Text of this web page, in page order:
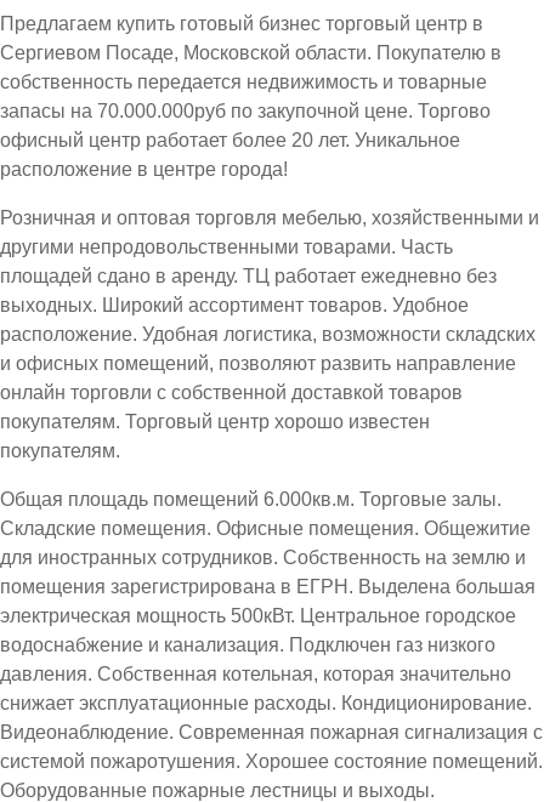
Предлагаем купить готовый бизнес торговый центр в
Сергиевом Посаде, Московской области. Покупателю в
собственность передается недвижимость и товарные
запасы на 70.000.000руб по закупочной цене. Торгово
офисный центр работает более 20 лет. Уникальное
расположение в центре города!
Розничная и оптовая торговля мебелью, хозяйственными и
другими непродовольственными товарами. Часть
площадей сдано в аренду. ТЦ работает ежедневно без
выходных. Широкий ассортимент товаров. Удобное
расположение. Удобная логистика, возможности складских
и офисных помещений, позволяют развить направление
онлайн торговли с собственной доставкой товаров
покупателям. Торговый центр хорошо известен
покупателям.
Общая площадь помещений 6.000кв.м. Торговые залы.
Складские помещения. Офисные помещения. Общежитие
для иностранных сотрудников. Собственность на землю и
помещения зарегистрирована в ЕГРН. Выделена большая
электрическая мощность 500кВт. Центральное городское
водоснабжение и канализация. Подключен газ низкого
давления. Собственная котельная, которая значительно
снижает эксплуатационные расходы. Кондиционирование.
Видеонаблюдение. Современная пожарная сигнализация с
системой пожаротушения. Хорошее состояние помещений.
Оборудованные пожарные лестницы и выходы.